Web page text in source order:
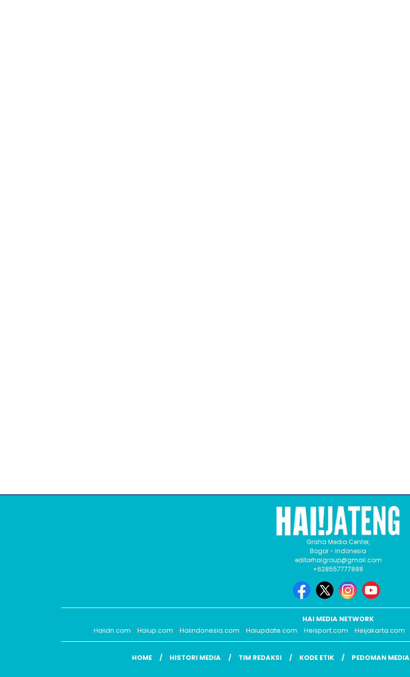
Graha Media Center,
Bogor - Indonesia
editorhaigroup@gmail.com
+628557777888
HAI MEDIA NETWORK
Haiidn.com
Haiup.com Haiindonesia.com Haiupdate.com Heisport.com Heijakarta.com
HOME HISTORI MEDIA TIM REDAKSI KODE ETIK PEDOMAN MEDIA